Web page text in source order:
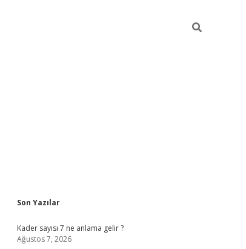
Sidebar
Son Yazılar
Kader sayısı 7 ne anlama gelir ?
Ağustos 7, 2026